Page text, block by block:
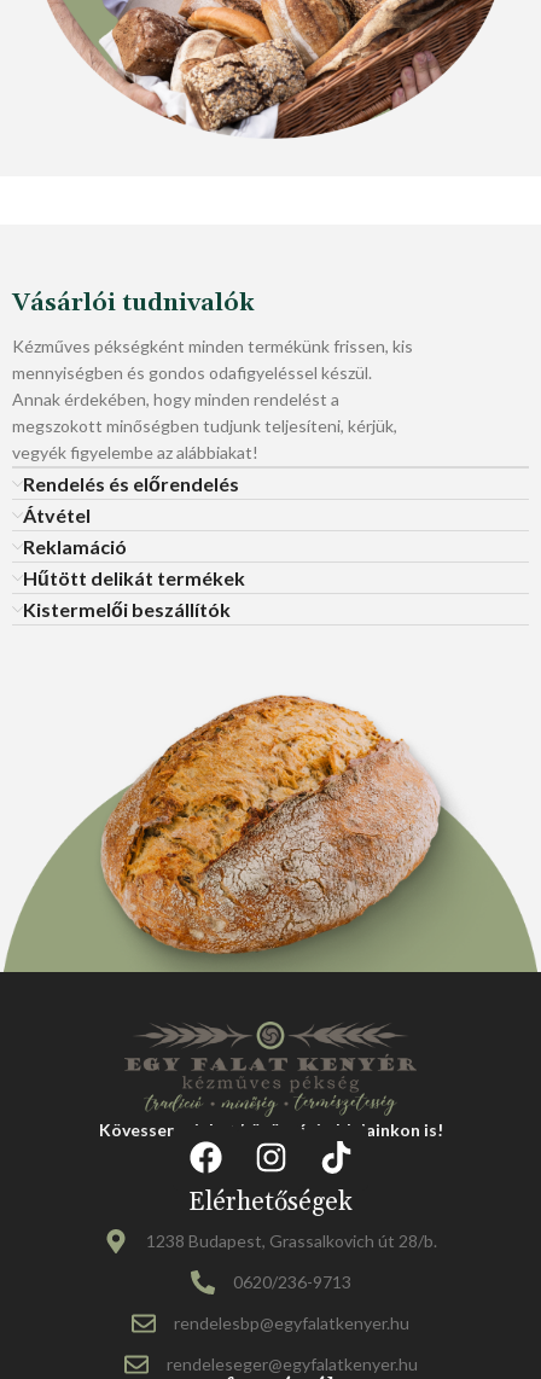
Vásárlói tudnivalók
Kézműves pékségként minden termékünk frissen, kis
mennyiségben és gondos odafigyeléssel készül.
Annak érdekében, hogy minden rendelést a
megszokott minőségben tudjunk teljesíteni, kérjük,
vegyék figyelembe az alábbiakat!
Rendelés és előrendelés
Átvétel
Reklamáció
Hűtött delikát termékek
Kistermelői beszállítók
Kövessen minket közösségi oldalainkon is!
Elérhetőségek
1238 Budapest, Grassalkovich út 28/b.
0620/236-9713
rendelesbp@egyfalatkenyer.hu
rendeleseger@egyfalatkenyer.hu